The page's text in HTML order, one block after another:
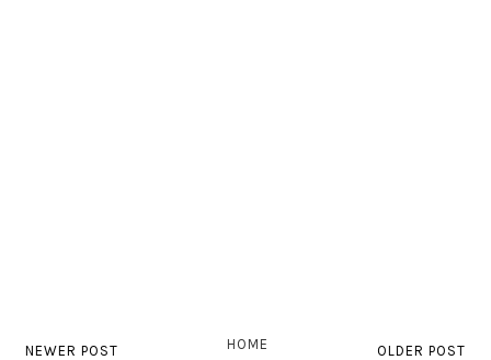
NEWER POST OLDER POST
HOME